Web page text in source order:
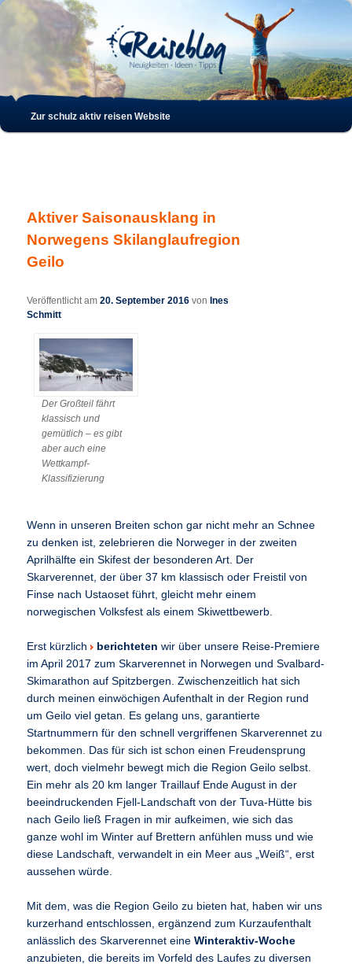
Hauptmenü
Zum
Zum
wechseln
Zur schulz aktiv reisen Website
Aktiver Saisonausklang in
Norwegens Skilanglaufregion
Geilo
Veröffentlicht am20. September 2016 vonInes
Schmitt
Der Großteil fährt
klassisch und
gemütlich – es gibt
aber auch eine
Wettkampf-
Klassifizierung
Wenn in unseren Breiten schon gar nicht mehr an Schnee
zu denken ist, zelebrieren die Norweger in der zweiten
Aprilhälfte ein Skifest der besonderen Art. Der
Skarverennet, der über 37 km klassisch oder Freistil von
Finse nach Ustaoset führt, gleicht mehr einem
norwegischen Volksfest als einem Skiwettbewerb.
Erst kürzlich berichteten wir über unsere Reise-Premiere
im April 2017 zum Skarverennet in Norwegen und Svalbard-
Skimarathon auf Spitzbergen. Zwischenzeitlich hat sich
durch meinen einwöchigen Aufenthalt in der Region rund
um Geilo viel getan. Es gelang uns, garantierte
Startnummern für den schnell vergriffenen Skarverennet zu
bekommen. Das für sich ist schon einen Freudensprung
wert, doch vielmehr bewegt mich die Region Geilo selbst.
Ein mehr als 20 km langer Traillauf Ende August in der
beeindruckenden Fjell-Landschaft von der Tuva-Hütte bis
nach Geilo ließ Fragen in mir aufkeimen, wie sich das
ganze wohl im Winter auf Brettern anfühlen muss und wie
diese Landschaft, verwandelt in ein Meer aus „Weiß“, erst
aussehen würde.
Mit dem, was die Region Geilo zu bieten hat, haben wir uns
kurzerhand entschlossen, ergänzend zum Kurzaufenthalt
anlässlich des Skarverennet eineWinteraktiv-Woche
anzubieten, die bereits im Vorfeld des Laufes zu diversen